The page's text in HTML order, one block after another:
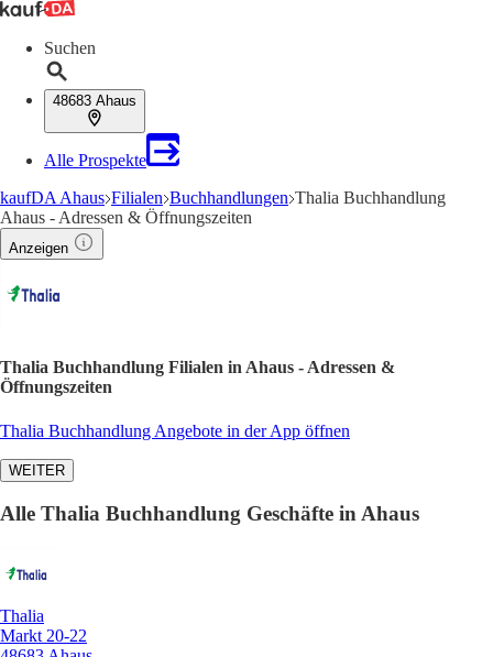
Suchen
48683 Ahaus
Alle Prospekte
kaufDA Ahaus Filialen Buchhandlungen Thalia Buchhandlung
Ahaus - Adressen & Öffnungszeiten
Anzeigen
Thalia Buchhandlung Filialen in Ahaus - Adressen &
Öffnungszeiten
Thalia Buchhandlung Angebote in der App öffnen
WEITER
Alle Thalia Buchhandlung Geschäfte in Ahaus
Thalia
Markt 20-22